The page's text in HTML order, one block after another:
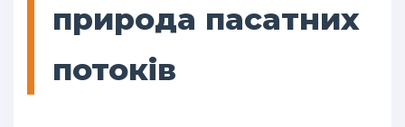
природа пасатних
потоків